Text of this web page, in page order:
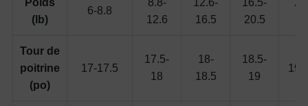
Poids
(lb)
6-8.8
8.8-
12.6
12.6-
16.5
16.5-
20.5
Tour de
poitrine
(po)
17-17.5
17.5-
18
18-
18.5
18.5-
19
19-